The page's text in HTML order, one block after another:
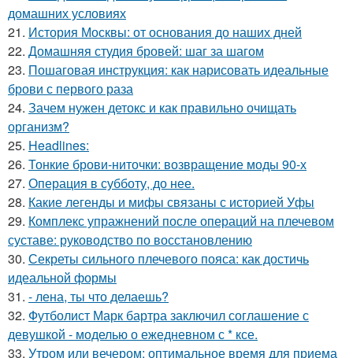
домашних условиях
21. История Москвы: от основания до наших дней
22. Домашняя студия бровей: шаг за шагом
23. Пошаговая инструкция: как нарисовать идеальные
брови с первого раза
24. Зачем нужен детокс и как правильно очищать
организм?
25. Headlines:
26. Тонкие брови-ниточки: возвращение моды 90-х
27. Операция в субботу, до нее.
28. Какие легенды и мифы связаны с историей Уфы
29. Комплекс упражнений после операций на плечевом
суставе: руководство по восстановлению
30. Секреты сильного плечевого пояса: как достичь
идеальной формы
31. - лена, ты что делаешь?
32. Футболист Марк бартра заключил соглашение с
девушкой - моделью о ежедневном с * ксе.
33. Утром или вечером: оптимальное время для приема